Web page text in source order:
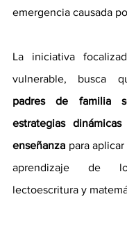
emergencia causada
La iniciativa
vulnerable, busca
padres de familia
estrategias
enseñanza para
aprendizaje de
lectoescritura y